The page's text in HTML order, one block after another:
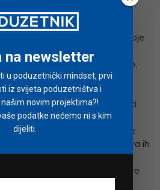
postaviti na ulaz zgrade kod
bi se provjerilo zdravlje svih
postoje i okretne barijere koje
po jedne osobe, najbolje je
točno taj dio prostora. Naravno,
koji želite zaštititi, i
prilagoditi. Ako imate gore
pojedinaca, kamere mogu biti
izdaju zvučni signal u
temperature. Ako, pak, imate
osoba odjednom, a kamera ih
vam potreban jedan monitor i
praćenju temperature
kako bi točno izdvojila onu
na newsletter
u poduzetnički mindset, prvi
iz svijeta poduzetništva i
novim projektima?!
podatke nećemo ni s kim
dijeliti.